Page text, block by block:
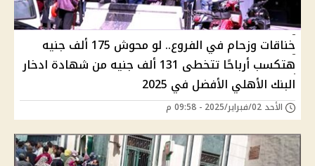
خناقات وزحام في الفروع.. لو محوش 175 ألف جنيه
هتكسب أرباحًا تتخطى 131 ألف جنيه من شهادة ادخار
البنك الأهلي الأفضل في 2025
الأحد 02/فبراير/2025 - 09:58 م